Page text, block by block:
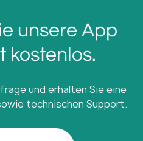
unsere App
kostenlos.
und erhalten Sie eine
technischen Support.